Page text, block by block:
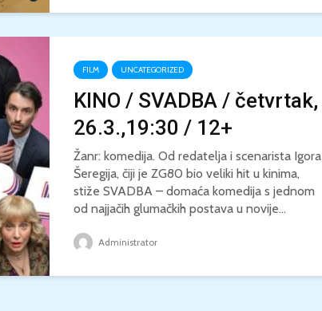
FILM UNCATEGORIZED
KINO / SVADBA / četvrtak,
26.3.,19:30 / 12+
Žanr: komedija. Od redatelja i scenarista Igora
Šeregija, čiji je ZG80 bio veliki hit u kinima,
stiže SVADBA – domaća komedija s jednom
od najjačih glumačkih postava u novije...
Administrator